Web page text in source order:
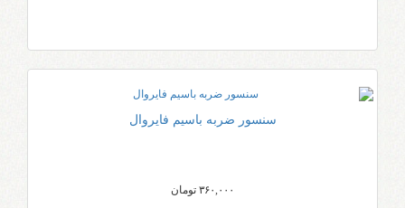
سنسور ضربه باسیم فایروال
۳۶۰,۰۰۰ تومان